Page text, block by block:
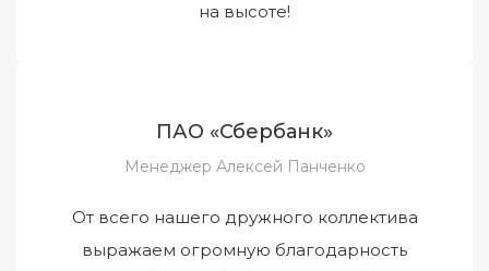
на высоте!
ПАО «Сбербанк»
Менеджер Алексей Панченко
От всего нашего дружного коллектива
выражаем огромную благодарность